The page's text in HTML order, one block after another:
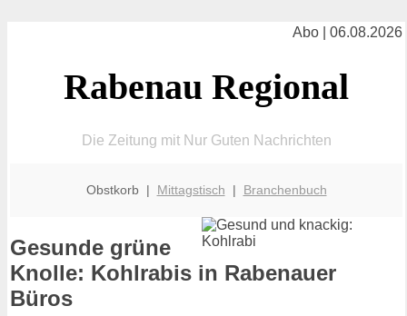
Abo | 06.08.2026
Rabenau Regional
Die Zeitung mit Nur Guten Nachrichten
Obstkorb | Mittagstisch | Branchenbuch
Gesunde grüne
Knolle: Kohlrabis in Rabenauer
Büros